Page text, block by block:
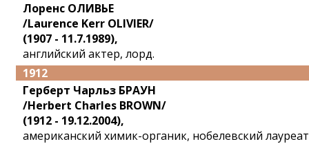
Лоренс ОЛИВЬЕ
/Laurence Kerr OLIVIER/
(1907 - 11.7.1989),
английский актер, лорд.
1912
Герберт Чарльз БРАУН
/Herbert Charles BROWN/
(1912 - 19.12.2004),
американский химик-органик, нобелевский лауреат